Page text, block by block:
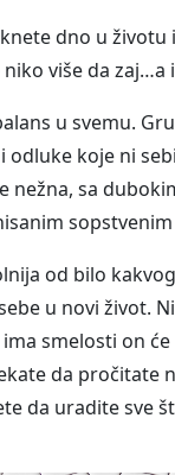
dno u
više da
u svemu.
odluke koje ni
nežna, sa
od bilo
u novi život.
smelosti on
da pročitate
da uradite sve